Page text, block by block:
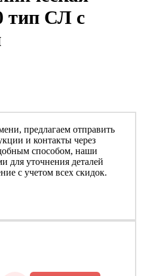
тип СЛ с
предлагаем отправить
и контакты через
способом, наши
для уточнения деталей
с учетом всех скидок.